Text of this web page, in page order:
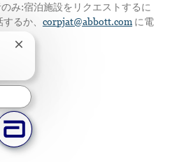
み:宿泊施設をリクエストするに
るか、 corpjat@abbott.comに電
チャットボットの通知を閉じる